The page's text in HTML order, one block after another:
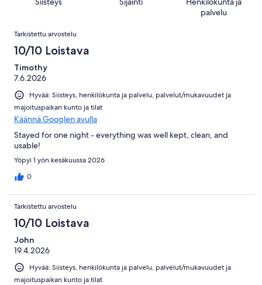
arvostelua
palvelu
Arvostelut
Tarkistettu arvostelu
10/10 Loistava
Timothy
7.6.2026
Hyvää: Siisteys, henkilökunta ja palvelu, palvelut/mukavuudet ja
majoituspaikan kunto ja tilat
Käännä Googlen avulla
Stayed for one night - everything was well kept, clean, and
usable!
Yöpyi 1 yön kesäkuussa 2026
0
Tarkistettu arvostelu
10/10 Loistava
John
19.4.2026
Hyvää: Siisteys, henkilökunta ja palvelu, palvelut/mukavuudet ja
majoituspaikan kunto ja tilat